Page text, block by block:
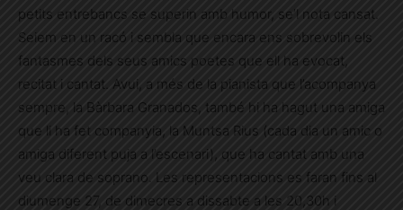
petits entrebancs se superin amb humor, se’l nota cansat.
Seiem en un racó i sembla que encara ens sobrevolin els
fantasmes dels seus amics poetes que ell ha evocat,
recitat i cantat. Avui, a més de la pianista que l’acompanya
sempre, la Bàrbara Granados, també hi ha hagut una amiga
que li ha fet companyia, la Muntsa Rius (cada dia un amic o
amiga diferent puja a l’escenari), que ha cantat amb una
veu clara de soprano. Les representacions es faran fins al
diumenge 27, de dimecres a dissabte a les 20,30h i